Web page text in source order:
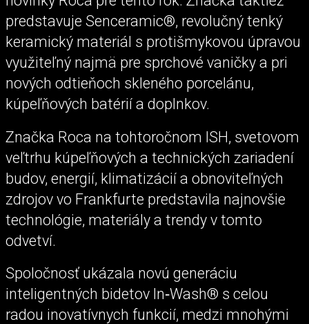
predstavuje Senceramic®, revolučný tenký
keramický materiál s protišmykovou úpravou
využiteľný najmä pre sprchové vaničky a pri
nových odtieňoch skleného porcelánu,
kúpeľňových batérií a doplnkov.
Značka Roca na tohtoročnom ISH, svetovom
veľtrhu kúpeľňových a technických zariadení
budov, energií, klimatizácií a obnoviteľných
zdrojov vo Frankfurte predstavila najnovšie
technológie, materiály a trendy v tomto
odvetví.
Spoločnosť ukázala novú generáciu
inteligentných bidetov In‑Wash® s celou
radou inovatívnych funkcií, medzi mnohými